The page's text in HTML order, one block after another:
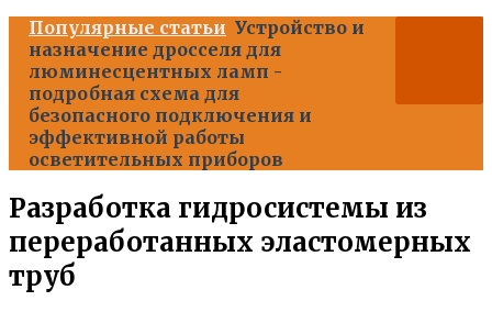
Популярные статьи Устройство и
назначение дросселя для
люминесцентных ламп -
подробная схема для
безопасного подключения и
эффективной работы
осветительных приборов
Разработка гидросистемы из
переработанных эластомерных
труб